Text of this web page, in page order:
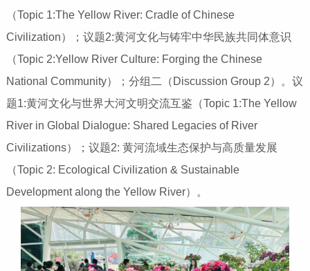
（Topic 1:The Yellow River: Cradle of Chinese
Civilization）；议题2:黄河文化与铸牢中华民族共同体意识
（Topic 2:Yellow River Culture: Forging the Chinese
National Community）；分组二（Discussion Group 2）。议
题1:黄河文化与世界大河文明交流互鉴（Topic 1:The Yellow
River in Global Dialogue: Shared Legacies of River
Civilizations）；议题2: 黄河流域生态保护与高质量发展
（Topic 2: Ecological Civilization & Sustainable
Development along the Yellow River）。